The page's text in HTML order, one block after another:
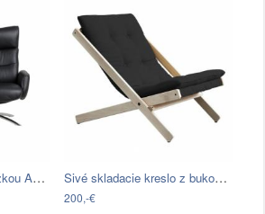
Čierne kreslo s podnožkou Actona… Sivé skladacie kreslo z bukového dreva…
200,-€